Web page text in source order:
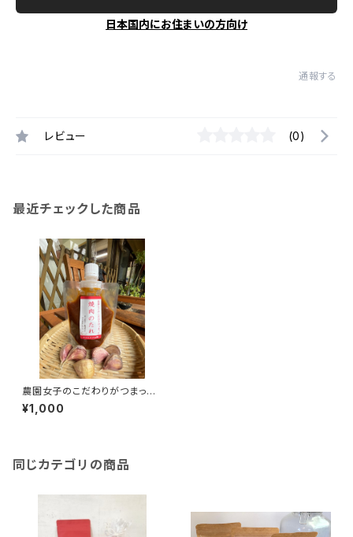
日本国内にお住まいの方向け
通報する
レビュー (0)
最近チェックした商品
農園女子のこだわりがつまった
焼肉のたれ200ml 安心野菜と
国産材料、冬虫夏草、マカもブレ
¥1,000
同じカテゴリの商品